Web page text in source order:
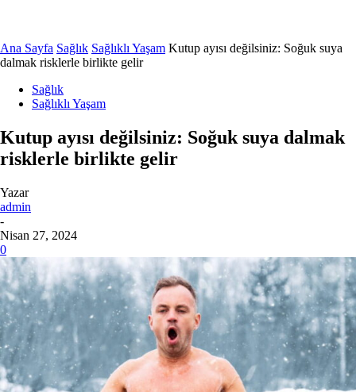
Ana Sayfa Sağlık Sağlıklı Yaşam Kutup ayısı değilsiniz: Soğuk suya
dalmak risklerle birlikte gelir
Sağlık
Sağlıklı Yaşam
Kutup ayısı değilsiniz: Soğuk suya dalmak
risklerle birlikte gelir
Yazar
admin
-
Nisan 27, 2024
0